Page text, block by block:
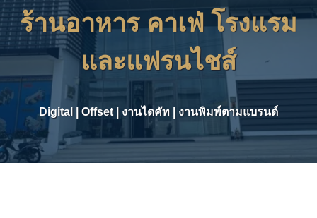
ร้านอาหาร คาเฟ่ โรงแรม
และแฟรนไชส์
Digital | Offset | งานไดคัท | งานพิมพ์ตามแบรนด์